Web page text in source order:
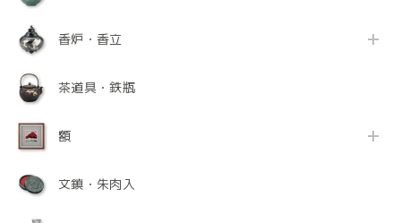
香炉・香立
茶道具・鉄瓶
額
文鎮・朱肉入